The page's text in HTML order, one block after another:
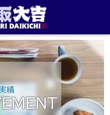
績